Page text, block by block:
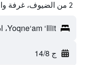
2 من الضيوف، غرفة واحدة
Yoqne‘am ‘Illit، اسرائيل
ج 14/8